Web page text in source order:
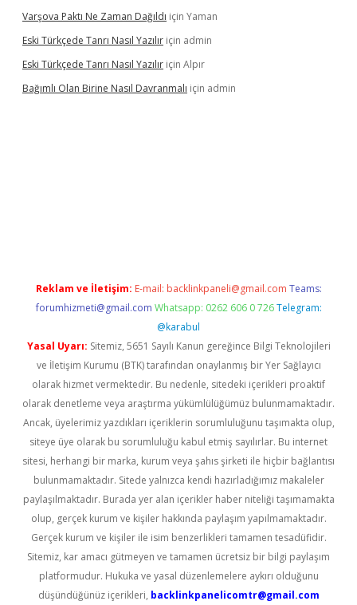
Varşova Paktı Ne Zaman Dağıldı için Yaman
Eski Türkçede Tanrı Nasıl Yazılır için admin
Eski Türkçede Tanrı Nasıl Yazılır için Alpır
Bağımlı Olan Birine Nasıl Davranmalı için admin
Reklam ve İletişim: E-mail: backlinkpaneli@gmail.com Teams:
forumhizmeti@gmail.com Whatsapp: 0262 606 0 726 Telegram:
@karabul
Yasal Uyarı: Sitemiz, 5651 Sayılı Kanun gereğince Bilgi Teknolojileri
ve İletişim Kurumu (BTK) tarafından onaylanmış bir Yer Sağlayıcı
olarak hizmet vermektedir. Bu nedenle, sitedeki içerikleri proaktif
olarak denetleme veya araştırma yükümlülüğümüz bulunmamaktadır.
Ancak, üyelerimiz yazdıkları içeriklerin sorumluluğunu taşımakta olup,
siteye üye olarak bu sorumluluğu kabul etmiş sayılırlar. Bu internet
sitesi, herhangi bir marka, kurum veya şahıs şirketi ile hiçbir bağlantısı
bulunmamaktadır. Sitede yalnızca kendi hazırladığımız makaleler
paylaşılmaktadır. Burada yer alan içerikler haber niteliği taşımamakta
olup, gerçek kurum ve kişiler hakkında paylaşım yapılmamaktadır.
Gerçek kurum ve kişiler ile isim benzerlikleri tamamen tesadüfidir.
Sitemiz, kar amacı gütmeyen ve tamamen ücretsiz bir bilgi paylaşım
platformudur. Hukuka ve yasal düzenlemelere aykırı olduğunu
düşündüğünüz içerikleri, backlinkpanelicomtr@gmail.com